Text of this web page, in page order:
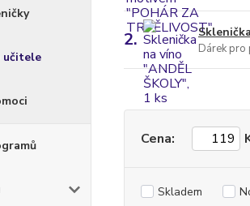
učitele
2. Dárek pro
Cena:
Skladem